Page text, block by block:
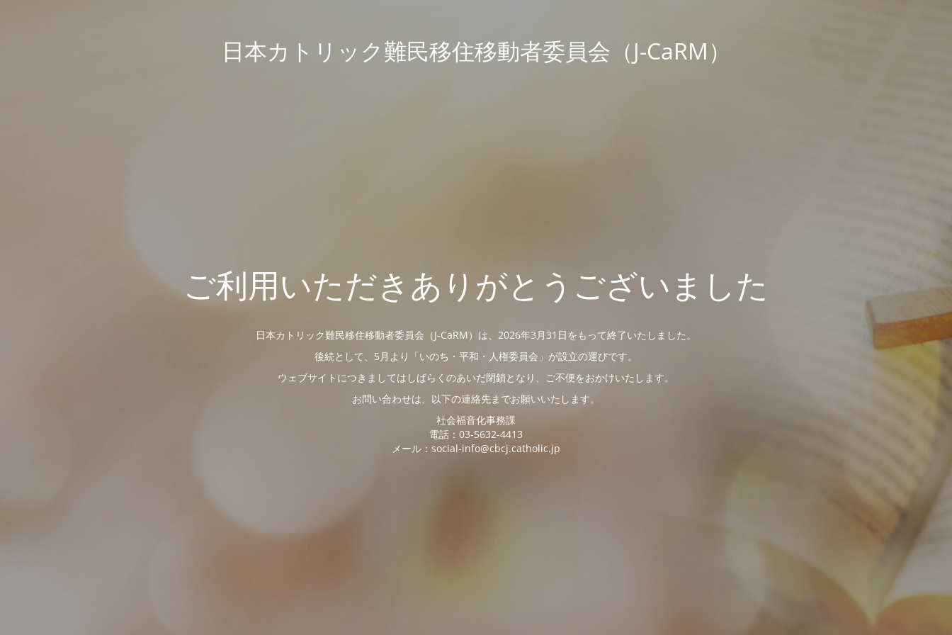
日本カトリック難民移住移動者委員会（J-CaRM）
ご利用いただきありがとうございました
日本カトリック難民移住移動者委員会（J-CaRM）は、2026年3月31日をもって終了いたしました。
後続として、5月より「いのち・平和・人権委員会」が設立の運びです。
ウェブサイトにつきましてはしばらくのあいだ閉鎖となり、ご不便をおかけいたします。
お問い合わせは、以下の連絡先までお願いいたします。
社会福音化事務課
電話：03-5632-4413
メール：social-info@cbcj.catholic.jp